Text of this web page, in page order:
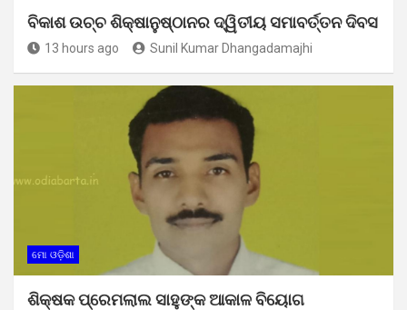
ବିକାଶ ଉଚ୍ଚ ଶିକ୍ଷାନୁଷ୍ଠାନର ଦ୍ୱିତୀୟ ସମାବର୍ତ୍ତନ ଦିବସ
13 hours ago Sunil Kumar Dhangadamajhi
ମୋ ଓଡ଼ିଶା
ଶିକ୍ଷକ ପ୍ରେମଲାଲ ସାହୁଙ୍କ ଆକାଳ ବିୟୋଗ